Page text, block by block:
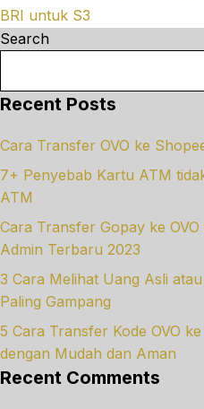
BRI untuk S3
Search
Recent Posts
Cara Transfer OVO ke
7+ Penyebab Kartu ATM
ATM
Cara Transfer Gopay ke
Admin Terbaru 2023
3 Cara Melihat Uang Asli
Paling Gampang
5 Cara Transfer Kode OVO
dengan Mudah dan Aman
Recent Comments